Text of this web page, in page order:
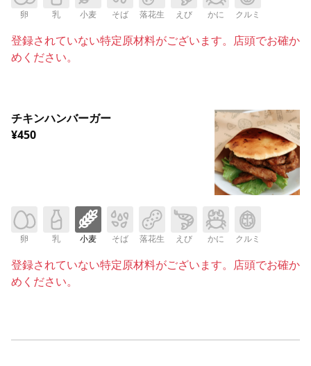
卵 乳 小麦 そば 落花生 えび かに クルミ
登録されていない特定原材料がございます。店頭でお確か
めください。
チキンハンバーガー
¥450
卵 乳 小麦 そば 落花生 えび かに クルミ
登録されていない特定原材料がございます。店頭でお確か
めください。